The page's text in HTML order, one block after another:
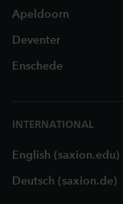
Apeldoorn
Deventer
Enschede
INTERNATIONAL
English (saxion.edu)
Deutsch (saxion.de)